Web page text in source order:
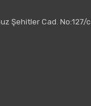
Şehitler Cad. No:127/c